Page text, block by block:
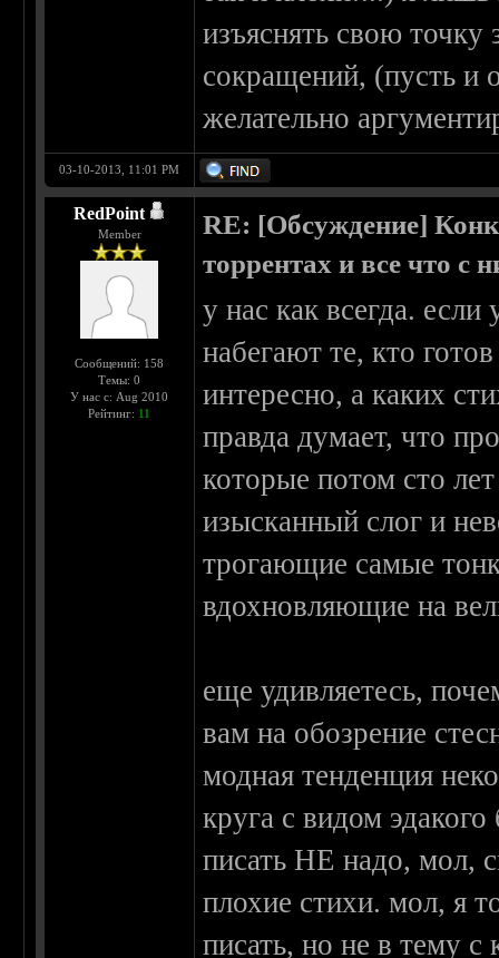
изъяснять свою точку
сокращений, (пусть и
желательно
03-10-2013, 11:01 PM
RedPoint
Member
Сообщений: 158
Темы: 0
У нас с: Aug 2010
Рейтинг: 11
RE: [Обсуждение]
торрентах и все что с
у нас как всегда. если
набегают те, кто
интересно, а каких
правда думает, что
которые потом сто
изысканный слог и
трогающие самые
вдохновляющие на
еще удивляетесь,
вам на обозрение
модная тенденция
круга с видом
писать НЕ надо, мол,
плохие стихи. мол, я
писать, но не в тему